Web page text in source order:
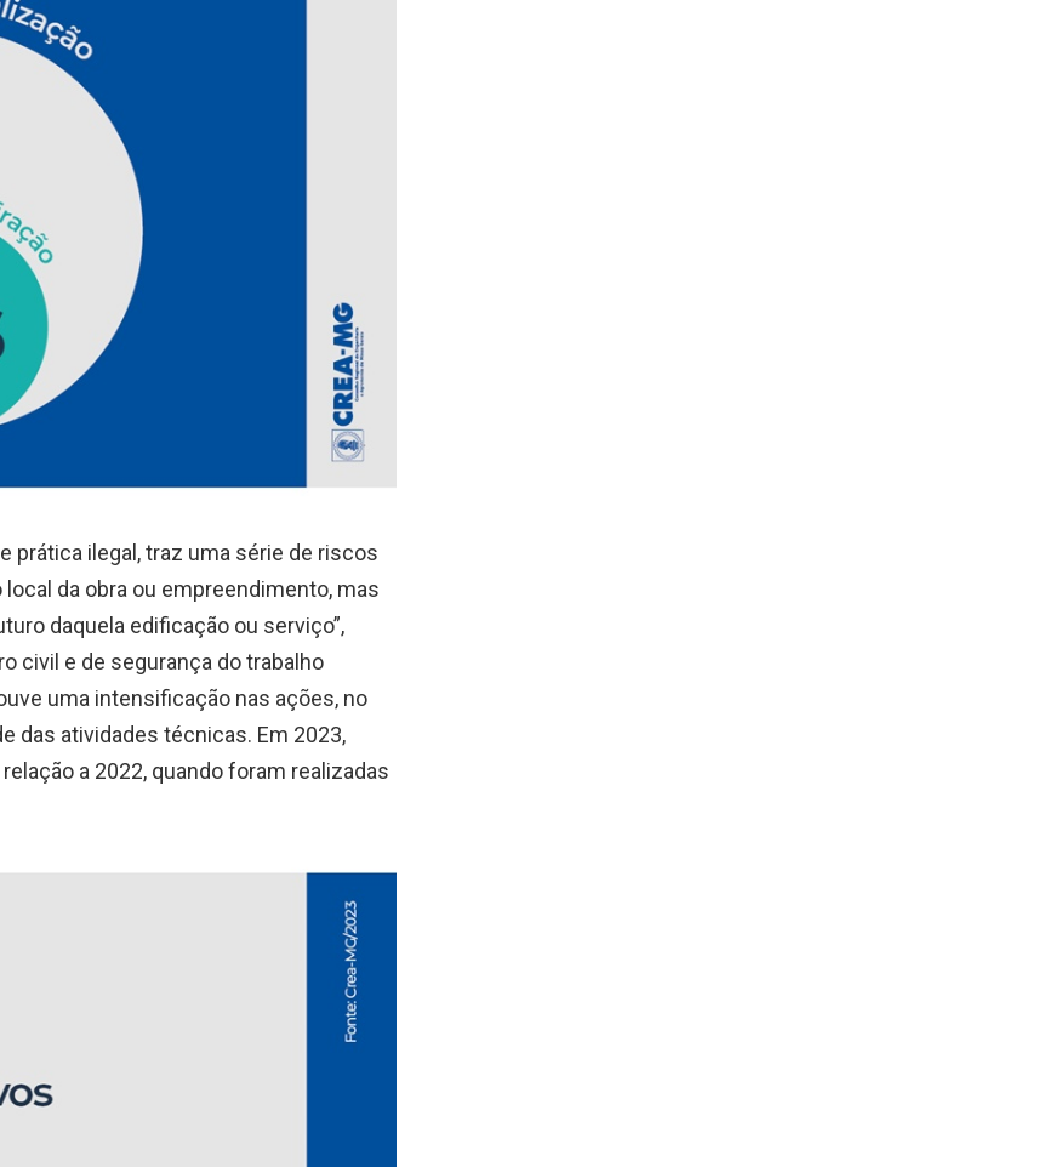
prática ilegal, traz uma série de riscos
da obra ou empreendimento, mas
daquela edificação ou serviço”,
civil e de segurança do trabalho
uma intensificação nas ações, no
das atividades técnicas. Em 2023,
a 2022, quando foram realizadas